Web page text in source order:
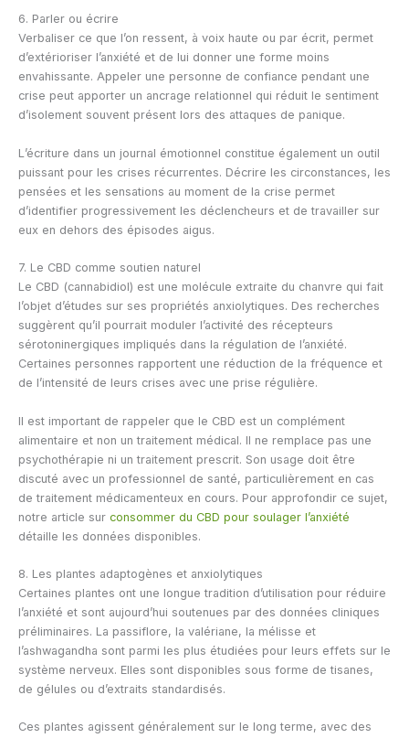
6. Parler ou écrire
Verbaliser ce que l’on ressent, à voix haute ou par écrit, permet
d’extérioriser l’anxiété et de lui donner une forme moins
envahissante. Appeler une personne de confiance pendant une
crise peut apporter un ancrage relationnel qui réduit le sentiment
d’isolement souvent présent lors des attaques de panique.
L’écriture dans un journal émotionnel constitue également un outil
puissant pour les crises récurrentes. Décrire les circonstances, les
pensées et les sensations au moment de la crise permet
d’identifier progressivement les déclencheurs et de travailler sur
eux en dehors des épisodes aigus.
7. Le CBD comme soutien naturel
Le CBD (cannabidiol) est une molécule extraite du chanvre qui fait
l’objet d’études sur ses propriétés anxiolytiques. Des recherches
suggèrent qu’il pourrait moduler l’activité des récepteurs
sérotoninergiques impliqués dans la régulation de l’anxiété.
Certaines personnes rapportent une réduction de la fréquence et
de l’intensité de leurs crises avec une prise régulière.
Il est important de rappeler que le CBD est un complément
alimentaire et non un traitement médical. Il ne remplace pas une
psychothérapie ni un traitement prescrit. Son usage doit être
discuté avec un professionnel de santé, particulièrement en cas
de traitement médicamenteux en cours. Pour approfondir ce sujet,
notre article sur consommer du CBD pour soulager l’anxiété
détaille les données disponibles.
8. Les plantes adaptogènes et anxiolytiques
Certaines plantes ont une longue tradition d’utilisation pour réduire
l’anxiété et sont aujourd’hui soutenues par des données cliniques
préliminaires. La passiflore, la valériane, la mélisse et
l’ashwagandha sont parmi les plus étudiées pour leurs effets sur le
système nerveux. Elles sont disponibles sous forme de tisanes,
de gélules ou d’extraits standardisés.
Ces plantes agissent généralement sur le long terme, avec des